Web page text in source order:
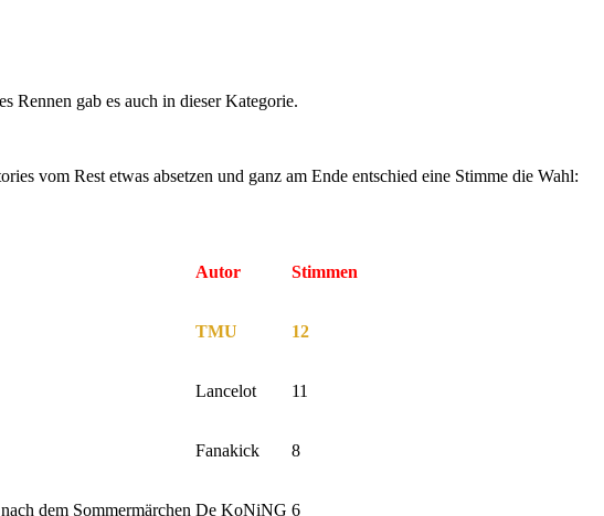
Rennen gab es auch in dieser Kategorie.
vom Rest etwas absetzen und ganz am Ende entschied eine Stimme die Wahl:
Autor Stimmen
TMU 12
Lancelot 11
Fanakick 8
dem Sommermärchen De KoNiNG 6